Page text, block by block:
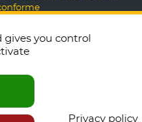
du site
gives you control
Privacy policy